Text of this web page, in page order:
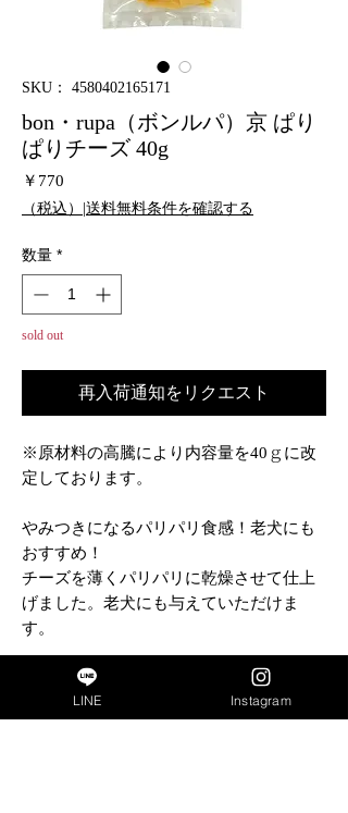
SKU： 4580402165171
bon・rupa（ボンルパ）京 ぱり
ぱりチーズ 40g
￥770
格
（税込）|送料無料条件を確認する
数量 *
sold out
再入荷通知をリクエスト
※原材料の高騰により内容量を40ｇに改
定しております。
やみつきになるパリパリ食感！老犬にも
おすすめ！
チーズを薄くパリパリに乾燥させて仕上
げました。老犬にも与えていただけま
す。
※直射日光、高温多湿を避けて保存して
下さい。また開封後は冷暗所で保管しな
LINE Instagram